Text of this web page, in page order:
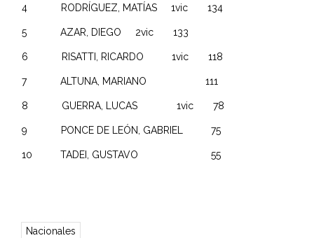
4 RODRÍGUEZ, MATÍAS 1vic 134
5 AZAR, DIEGO 2vic 133
6 RISATTI, RICARDO 1vic 118
7 ALTUNA, MARIANO 111
8 GUERRA, LUCAS 1vic 78
9 PONCE DE LEÓN, GABRIEL 75
10 TADEI, GUSTAVO 55
Nacionales